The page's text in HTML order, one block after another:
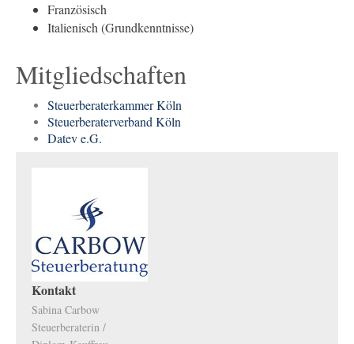
Französisch
Italienisch (Grundkenntnisse)
Mitgliedschaften
Steuerberaterkammer Köln
Steuerberaterverband Köln
Datev e.G.
Kontakt
Sabina Carbow
Steuerberaterin /